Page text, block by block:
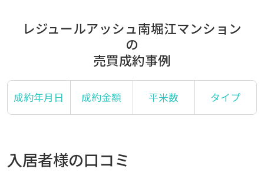
レジュールアッシュ南堀江マンション
の
売買成約事例
成約年月日 成約金額 平米数 タイプ
入居者様の口コミ